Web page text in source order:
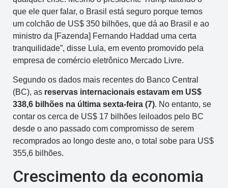
que ele quer falar, o Brasil está seguro porque temos
um colchão de US$ 350 bilhões, que dá ao Brasil e ao
ministro da [Fazenda] Fernando Haddad uma certa
tranquilidade”, disse Lula, em evento promovido pela
empresa de comércio eletrônico Mercado Livre.
Segundo os dados mais recentes do Banco Central
(BC), as reservas internacionais estavam em US$
338,6 bilhões na última sexta-feira (7). No entanto, se
contar os cerca de US$ 17 bilhões leiloados pelo BC
desde o ano passado com compromisso de serem
recomprados ao longo deste ano, o total sobe para US$
355,6 bilhões.
Crescimento da economia